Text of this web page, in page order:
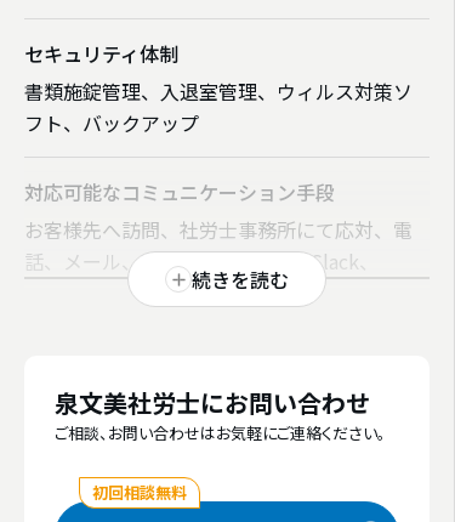
電話番号
045-664-3330
https://mmjinji.com
https://www.youtube.com/@mmjinji4864
セキュリティ体制
書類施錠管理、入退室管理、ウィルス対策ソ
フト、バックアップ
対応可能なコミュニケーション手段
お客様先へ訪問、社労士事務所にて応対、電
話、メール、Microsoft Teams、Slack、
Chatwork、Zoom、Google Meet、その他
初回相談の無料対応
あり
労働保険事務組合（特別加入） 対応
続きを読む
泉文美社労士にお問い合わせ
ご相談、お問い合わせはお気軽にご連絡ください。
初回相談無料